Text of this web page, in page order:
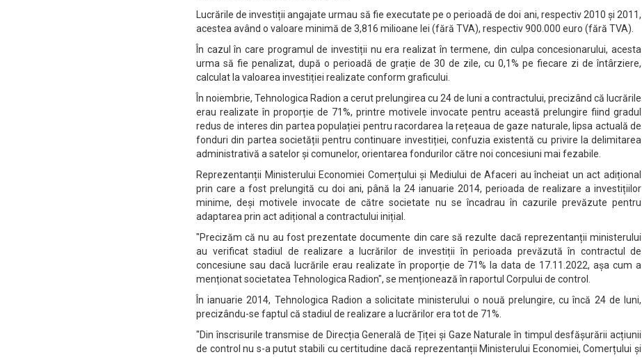
Lucrările de investiții angajate urmau să fie executate pe o perioadă de doi ani, respectiv 2010 și 2011,
acestea având o valoare minimă de 3,816 milioane lei (fără TVA), respectiv 900.000 euro (fără TVA).
În cazul în care programul de investiții nu era realizat în termene, din culpa concesionarului, acesta
urma să fie penalizat, după o perioadă de grație de 30 de zile, cu 0,1% pe fiecare zi de întârziere,
calculat la valoarea investiției realizate conform graficului.
În noiembrie, Tehnologica Radion a cerut prelungirea cu 24 de luni a contractului, precizând că lucrările
erau realizate în proporție de 71%, printre motivele invocate pentru această prelungire fiind gradul
redus de interes din partea populației pentru racordarea la rețeaua de gaze naturale, lipsa actuală de
fonduri din partea societății pentru continuare investiției, confuzia existentă cu privire la delimitarea
administrativă a satelor și comunelor, orientarea fondurilor către noi concesiuni mai fezabile.
Reprezentanții Ministerului Economiei Comerțului și Mediului de Afaceri au încheiat un act adițional
prin care a fost prelungită cu doi ani, până la 24 ianuarie 2014, perioada de realizare a investițiilor
minime, deși motivele invocate de către societate nu se încadrau în cazurile prevăzute pentru
adaptarea prin act adițional a contractului inițial.
"Precizăm că nu au fost prezentate documente din care să rezulte dacă reprezentanții ministerului
au verificat stadiul de realizare a lucrărilor de investiții în perioada prevăzută în contractul de
concesiune sau dacă lucrările erau realizate în proporție de 71% la data de 17.11.2022, așa cum a
menționat societatea Tehnologica Radion", se menționează în raportul Corpului de control.
În ianuarie 2014, Tehnologica Radion a solicitate ministerului o nouă prelungire, cu încă 24 de luni,
precizându-se faptul că stadiul de realizare a lucrărilor era tot de 71%.
"Din înscrisurile transmise de Direcția Generală de Țiței și Gaze Naturale în timpul desfășurării acțiunii
de control nu s-a putut stabili cu certitudine dacă reprezentanții Ministerului Economiei, Comerțului și